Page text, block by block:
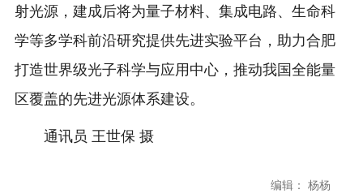
射光源，建成后将为量子材料、集成电路、生命科
学等多学科前沿研究提供先进实验平台，助力合肥
打造世界级光子科学与应用中心，推动我国全能量
区覆盖的先进光源体系建设。
通讯员 王世保 摄
编辑： 杨杨